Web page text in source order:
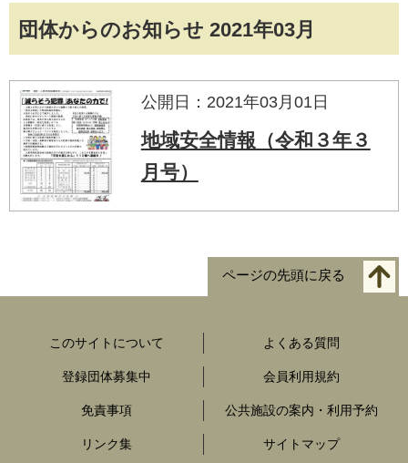
団体からのお知らせ 2021年03月
公開日：2021年03月01日
地域安全情報（令和３年３
月号）
ページの先頭に戻る
このサイトについて よくある質問
登録団体募集中 会員利用規約
免責事項 公共施設の案内・利用予約
リンク集 サイトマップ